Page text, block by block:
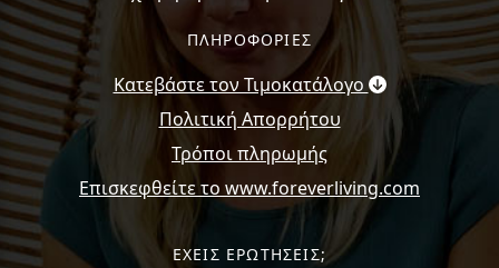
ΠΛΗΡΟΦΟΡΙΕΣ
Κατεβάστε τον Τιμοκατάλογο
Πολιτική Απορρήτου
Τρόποι πληρωμής
Επισκεφθείτε το www.foreverliving.com
ΕΧΕΙΣ ΕΡΩΤΗΣΕΙΣ;